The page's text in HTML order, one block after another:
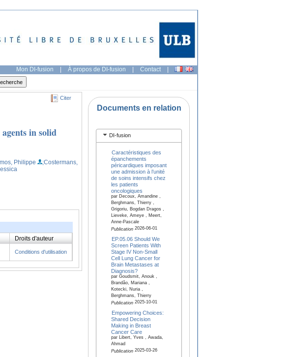
Mon DI-fusion | À propos de DI-fusion | Contact |
Citer
in solid
Philippe
;Costermans,
Droits d'auteur
Conditions d'utilisation
Documents en relation
DI-fusion
Caractéristiques des
épanchements
péricardiques imposant
une admission à l’unité
de soins intensifs chez
les patients
oncologiques
par Decoux, Amandine ,
Berghmans, Thierry ,
Grigoriu, Bogdan Dragos ,
Lieveke, Ameye , Meert,
Anne-Pascale
Publication2026-06-01
EP.05.06 Should We
Screen Patients With
Stage IV Non-Small
Cell Lung Cancer for
Brain Metastases at
Diagnosis?
par Goudsmit, Anouk ,
Brandão, Mariana ,
Kotecki, Nuria ,
Berghmans, Thierry
Publication2025-10-01
Empowering Choices:
Shared Decision
Making in Breast
Cancer Care
par Libert, Yves , Awada,
Ahmad
Publication2025-03-26